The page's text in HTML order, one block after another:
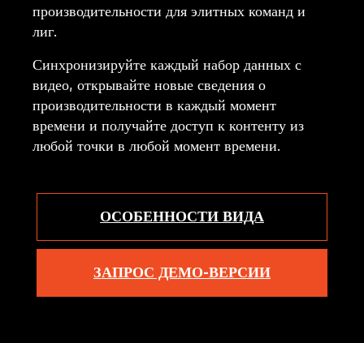
производительности для элитных команд и
лиг.
Синхронизируйте каждый набор данных с
видео, открывайте новые сведения о
производительности в каждый момент
времени и получайте доступ к контенту из
любой точки в любой момент времени.
ОСОБЕННОСТИ ВИДА
ЗАПРОС ДЕМО-ВЕРСИИ